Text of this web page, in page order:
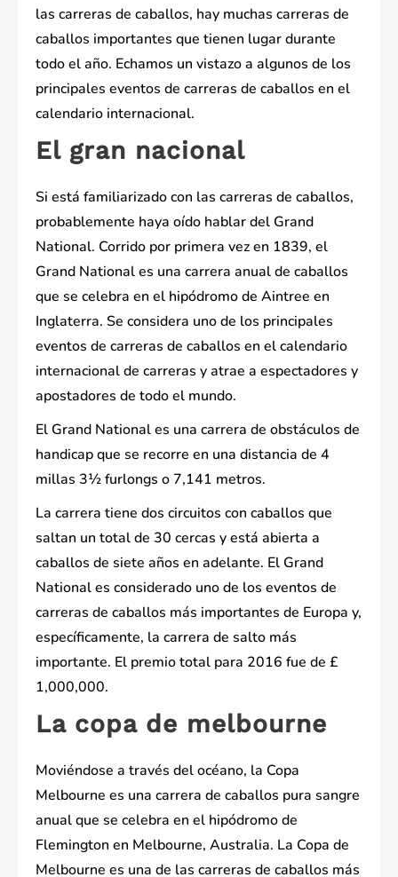
las carreras de caballos, hay muchas carreras de
caballos importantes que tienen lugar durante
todo el año. Echamos un vistazo a algunos de los
principales eventos de carreras de caballos en el
calendario internacional.
El gran nacional
Si está familiarizado con las carreras de caballos,
probablemente haya oído hablar del Grand
National. Corrido por primera vez en 1839, el
Grand National es una carrera anual de caballos
que se celebra en el hipódromo de Aintree en
Inglaterra. Se considera uno de los principales
eventos de carreras de caballos en el calendario
internacional de carreras y atrae a espectadores y
apostadores de todo el mundo.
El Grand National es una carrera de obstáculos de
handicap que se recorre en una distancia de 4
millas 3½ furlongs o 7,141 metros.
La carrera tiene dos circuitos con caballos que
saltan un total de 30 cercas y está abierta a
caballos de siete años en adelante. El Grand
National es considerado uno de los eventos de
carreras de caballos más importantes de Europa y,
específicamente, la carrera de salto más
importante. El premio total para 2016 fue de £
1,000,000.
La copa de melbourne
Moviéndose a través del océano, la Copa
Melbourne es una carrera de caballos pura sangre
anual que se celebra en el hipódromo de
Flemington en Melbourne, Australia. La Copa de
Melbourne es una de las carreras de caballos más